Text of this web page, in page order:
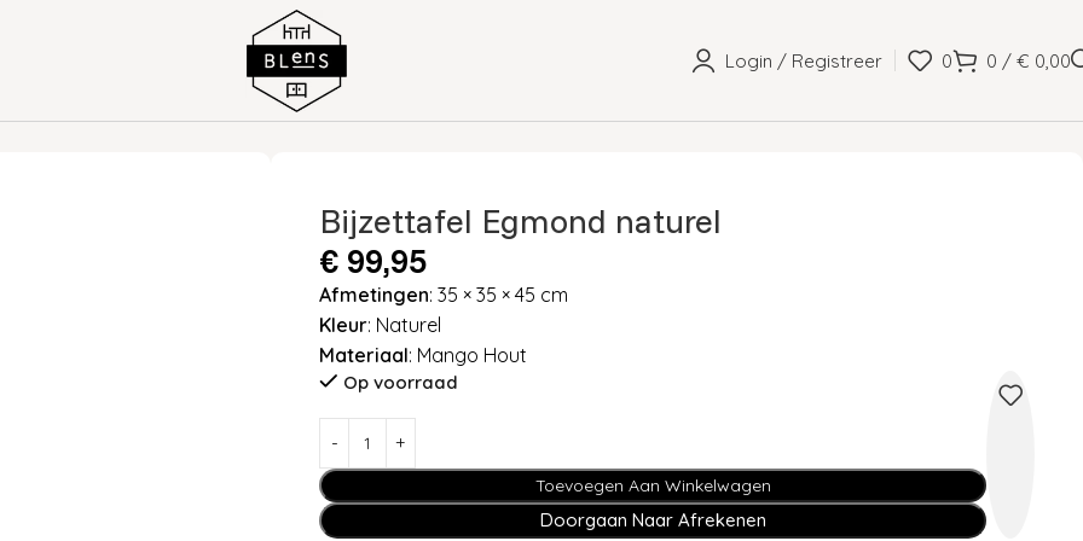
Login / Registreer 0 0 / € 0,00
Bijzettafel Egmond naturel
€ 99,95
Afmetingen: 35 × 35 × 45 cm
Kleur: Naturel
Materiaal: Mango Hout
Op voorraad
Toevoegen Aan Winkelwagen
Doorgaan Naar Afrekenen